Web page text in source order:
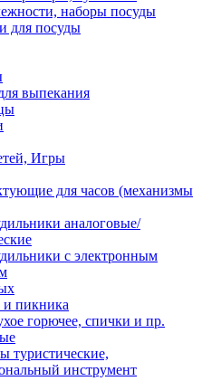
наборы посуды
для посуды
выпекания
Игры
для часов (механизмы
аналоговые/
с электронным
и пикника
горючее, спички и пр.
туристические,
инструмент